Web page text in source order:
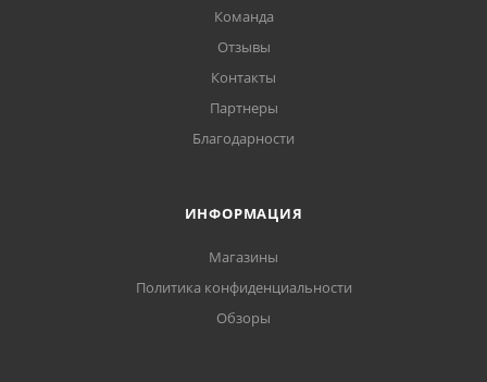
Команда
Отзывы
Контакты
Партнеры
Благодарности
ИНФОРМАЦИЯ
Магазины
Политика конфиденциальности
Обзоры